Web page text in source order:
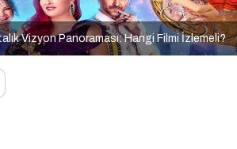
Vizyon Panoraması: Hangi Filmi İzlemeli?